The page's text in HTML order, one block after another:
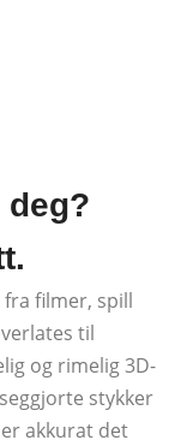
deg?
filmer, spill
til
og rimelig 3D-
stykker
akkurat det